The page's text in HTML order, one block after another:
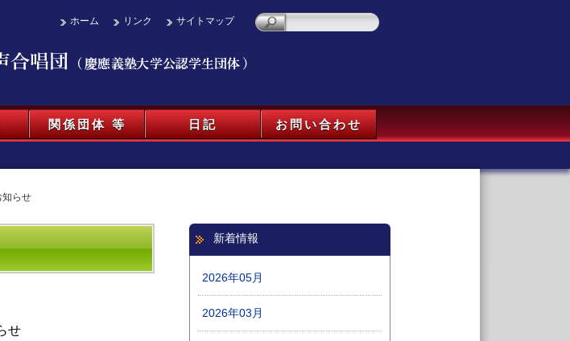
ホーム リンク サイトマップ
関係団体 等 日記 お問い合わせ
らせ
せ
新着情報
2026年05月
2026年03月